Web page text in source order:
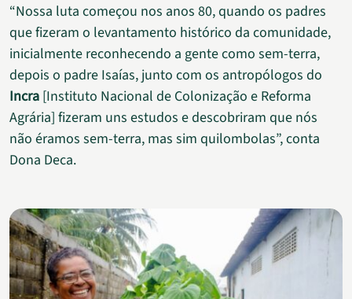
“Nossa luta começou nos anos 80, quando os padres
que fizeram o levantamento histórico da comunidade,
inicialmente reconhecendo a gente como sem-terra,
depois o padre Isaías, junto com os antropólogos do
Incra [Instituto Nacional de Colonização e Reforma
Agrária] fizeram uns estudos e descobriram que nós
não éramos sem-terra, mas sim quilombolas”, conta
Dona Deca.